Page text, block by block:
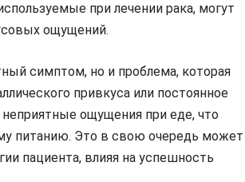
при лечении рака, могут
ощущений.
симптом, но и проблема, которая
привкуса или постоянное
ощущения при еде, что
питанию. Это в свою очередь может
пациента, влияя на успешность